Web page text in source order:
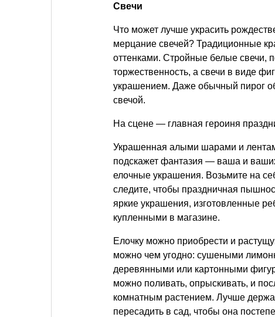
Свечи
Что может лучше украсить
мерцание свечей? Традиционные
оттенками. Стройные белые свечи,
торжественность, а свечи в виде
украшением. Даже обычный пирог
свечой.
На сцене — главная героиня
Украшенная алыми шарами и
подскажет фантазия — ваша и
елочные украшения. Возьмите на
следите, чтобы праздничная
яркие украшения, изготовленные
купленными в магазине.
Елочку можно приобрести и
можно чем угодно: сушеными
деревянными или картонными
можно поливать, опрыскивать, и
комнатным растением. Лучше
пересадить в сад, чтобы она